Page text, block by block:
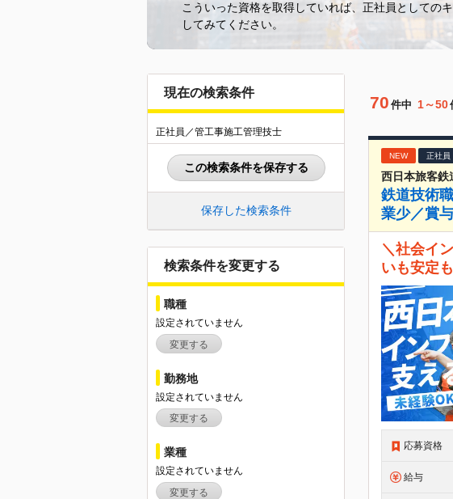
こういった資格を取得していれば、正社員としての
してみてください。
現在の検索条件
正社員／管工事施工管理技士
この検索条件を保存する
保存した検索条件
検索条件を変更する
職種
設定されていません
変更する
勤務地
設定されていません
変更する
業種
設定されていません
変更する
70 件中 1～50
NEW 正社員
西日本旅客鉄
鉄道技術
業少／賞
＼社会イ
いも安定
応募資格
給与